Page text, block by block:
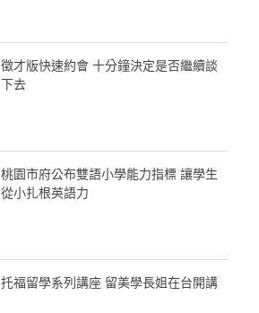
徵才版快速約會 十分鐘決定是否繼續談
下去
桃園市府公布雙語小學能力指標 讓學生
從小扎根英語力
托福留學系列講座 留美學長姐在台開講